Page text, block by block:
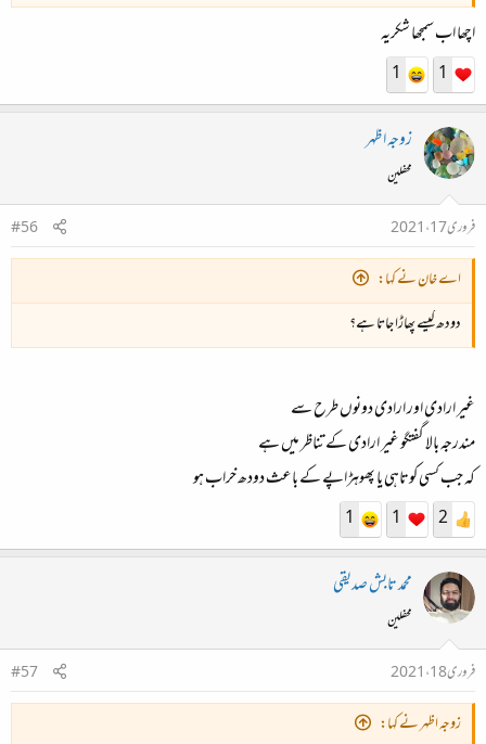
اچھا اب سمجھا شکریہ
1
1
زوجہ اظہر
محفلین
فروری 17، 2021
#56
اے خان نے کہا:
دودھ کیسے پھاڑا جاتا ہے؟
غیر ارادی اور ارادی دونوں طرح سے
مندرجہ بالا گفتگو غیر ارادی کے تناظر میں ہے
کہ جب کسی کوتاہی یا پھوہڑاپے کے باعث دودھ خراب ہو
2
1
1
محمد تابش صدیقی
محفلین
فروری 18، 2021
#57
زوجہ اظہر نے کہا: